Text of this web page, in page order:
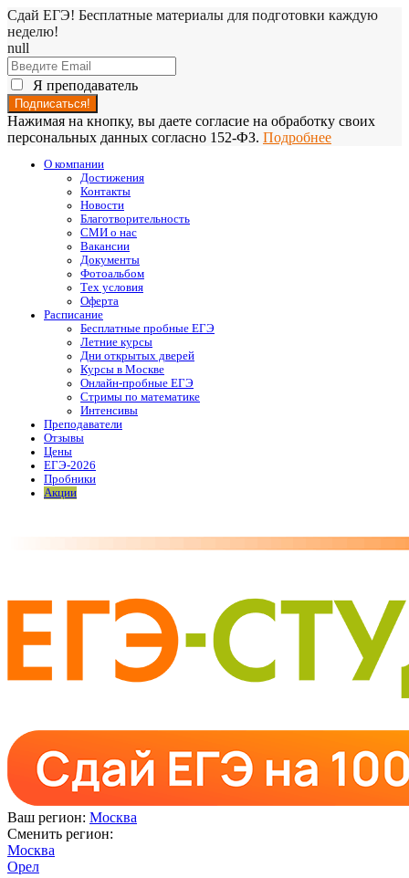
Сдай ЕГЭ! Бесплатные материалы для подготовки каждую
неделю!
null
Я преподаватель
Нажимая на кнопку, вы даете согласие на обработку своих
персональных данных согласно 152-ФЗ. Подробнее
О компании
Достижения
Контакты
Новости
Благотворительность
СМИ о нас
Вакансии
Документы
Фотоальбом
Тех условия
Оферта
Расписание
Бесплатные пробные ЕГЭ
Летние курсы
Дни открытых дверей
Курсы в Москве
Онлайн-пробные ЕГЭ
Стримы по математике
Интенсивы
Преподаватели
Отзывы
Цены
ЕГЭ-2026
Пробники
Акции
Ваш регион: Москва
Сменить регион:
Москва
Орел